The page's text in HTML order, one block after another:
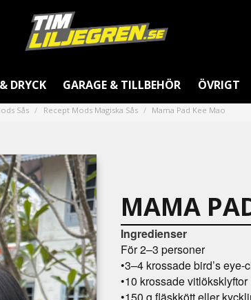
DRYCK GARAGE & TILLBEHÖR ÖVRIGT
Sås Recept Mods Magiska Sås Mama Pad Kee Mao
MAMA
Ingredienser
För 2–3 personer
•3–4 krossade bird’s eye-
•10 krossade vitlöksklyftor
•150 g fläskkött eller